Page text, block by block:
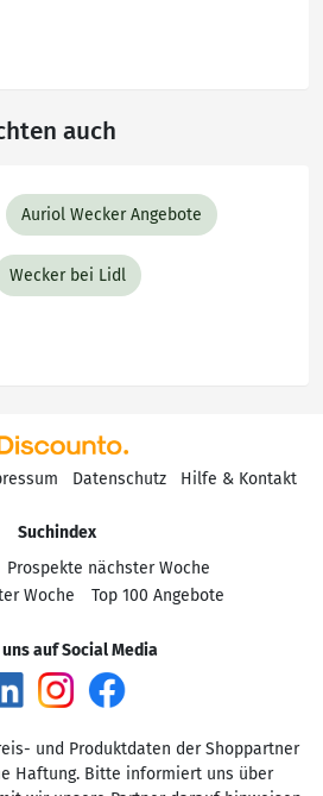
auch
Auriol Wecker Angebote
Wecker bei Lidl
Datenschutz Hilfe & Kontakt
Suchindex
Prospekte nächster Woche
Woche
Top 100 Angebote
uns auf Social Media
und Produktdaten der Shoppartner
Haftung. Bitte informiert uns über